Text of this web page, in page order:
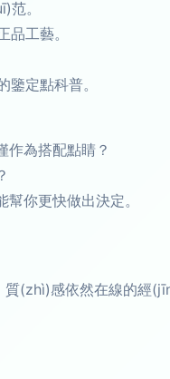
范。
品工藝。
定點科普。
作為搭配點睛？
你更快做出決定。
(zhì)感依然在線的經